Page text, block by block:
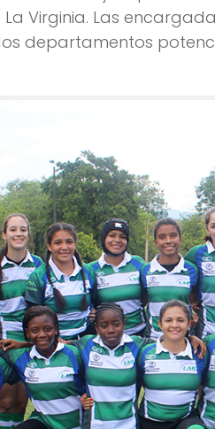
La Virginia. Las
departamentos